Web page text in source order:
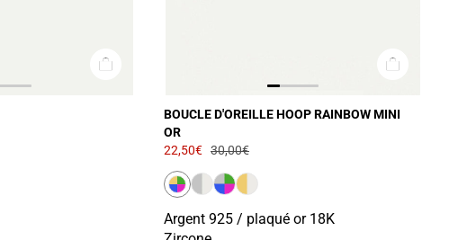
BOUCLE D'OREILLE HOOP RAINBOW MINI
OR
22,50€ 30,00€
Argent 925 / plaqué or 18K